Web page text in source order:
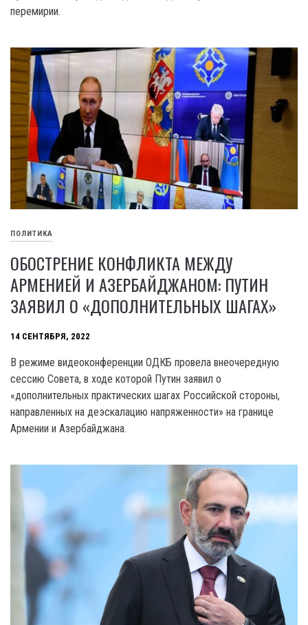
перемирии.
ПОЛИТИКА
ОБОСТРЕНИЕ КОНФЛИКТА МЕЖДУ
АРМЕНИЕЙ И АЗЕРБАЙДЖАНОМ: ПУТИН
ЗАЯВИЛ О «ДОПОЛНИТЕЛЬНЫХ ШАГАХ»
14 СЕНТЯБРЯ, 2022
В режиме видеоконференции ОДКБ провела внеочередную
сессию Совета, в ходе которой Путин заявил о
«дополнительных практических шагах Российской стороны,
направленных на деэскалацию напряженности» на границе
Армении и Азербайджана.